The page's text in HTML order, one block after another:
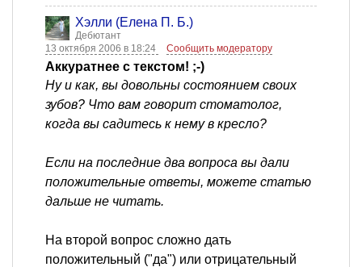
Хэлли (Елена П. Б.)
Дебютант
13 октября 2006 в 18:24
Сообщить модератору
Аккуратнее с текстом! ;-)
Ну и как, вы довольны состоянием своих
зубов? Что вам говорит стоматолог,
когда вы садитесь к нему в кресло?
Если на последние два вопроса вы дали
положительные ответы, можете статью
дальше не читать.
На второй вопрос сложно дать
положительный ("да") или отрицательный